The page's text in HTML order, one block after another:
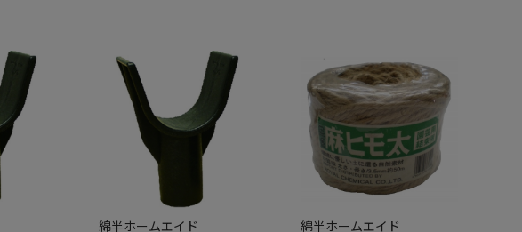
綿半ホームエイド
綿半ホームエイド